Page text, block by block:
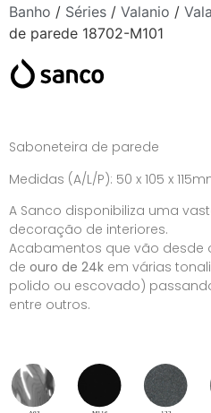
Banho / Séries / Valanio /
de parede 18702-M101
Saboneteira de parede
Medidas (A/L/P): 50 x 105 x
A Sanco disponibiliza uma
decoração de interiores.
Acabamentos que vão desde
de ouro de 24k em várias
polido ou escovado)
entre outros.